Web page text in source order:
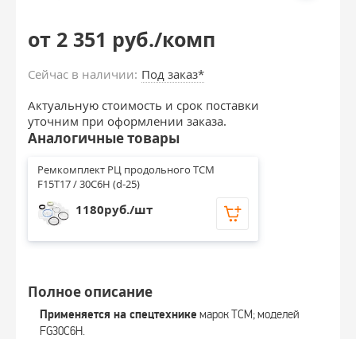
от 2 351 руб./комп
Сейчас в наличии: Под заказ*
Актуальную стоимость и срок поставки
уточним при оформлении заказа.
Аналогичные товары
Ремкомплект РЦ продольного TCM
F15T17 / 30C6H (d-25)
1180руб./шт
Полное описание
Применяется на спецтехнике марок TCM; моделей
FG30C6H.